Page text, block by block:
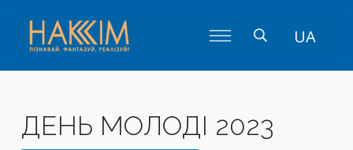
UA
ДЕНЬ МОЛОДІ 2023